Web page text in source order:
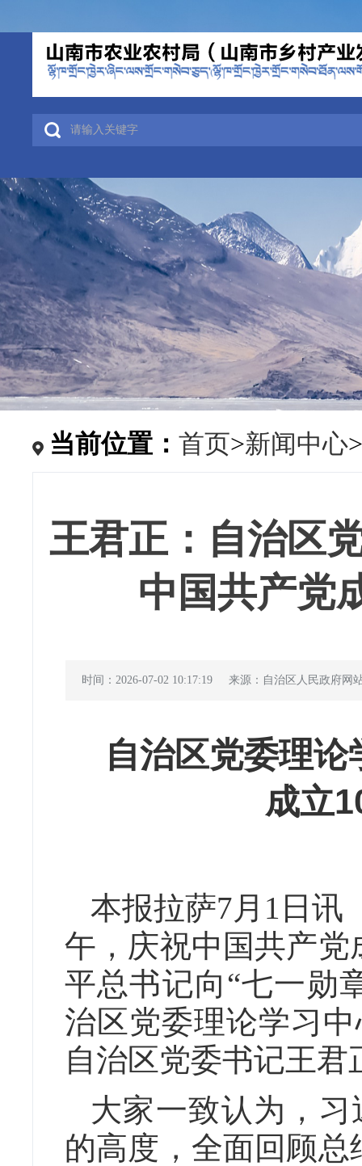
当前位置： 首页>新闻中心>
王君正：自治区
中国共产党
时间：2026-07-02 10:17:19 来源：自治区人民政府网
自治区党委理
成立
本报拉萨7月1日讯
午，庆祝中国共产党
平总书记向“七一勋
治区党委理论学习
自治区党委书记王君
大家一致认为，
的高度，全面回顾